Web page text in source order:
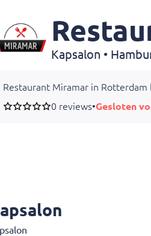
Restaurant Miramar in Rotterdam
0 reviews•Gesloten